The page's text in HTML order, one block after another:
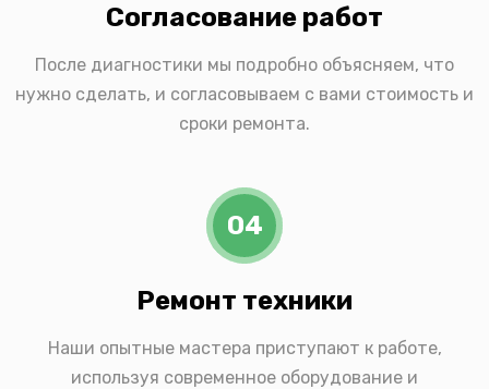
Согласование работ
После диагностики мы подробно объясняем, что
нужно сделать, и согласовываем с вами стоимость и
сроки ремонта.
04
Ремонт техники
Наши опытные мастера приступают к работе,
используя современное оборудование и